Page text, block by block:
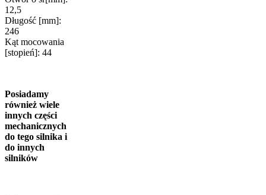
12,5
Długość [mm]:
246
Kąt mocowania
[stopień]: 44
Posiadamy
również wiele
innych części
mechanicznych
do tego silnika i
do innych
silników